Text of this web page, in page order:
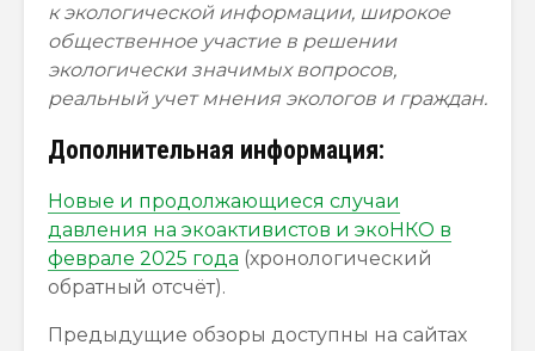
к экологической информации, широкое
общественное участие в решении
экологически значимых вопросов,
реальный учет мнения экологов и граждан.
Дополнительная информация:
Новые и продолжающиеся случаи
давления на экоактивистов и экоНКО в
феврале 2025 года (хронологический
обратный отсчёт).
Предыдущие обзоры доступны на сайтах